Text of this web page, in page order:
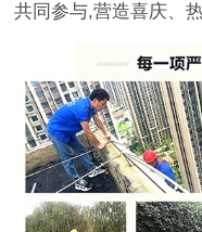
共同参与,营造喜庆、